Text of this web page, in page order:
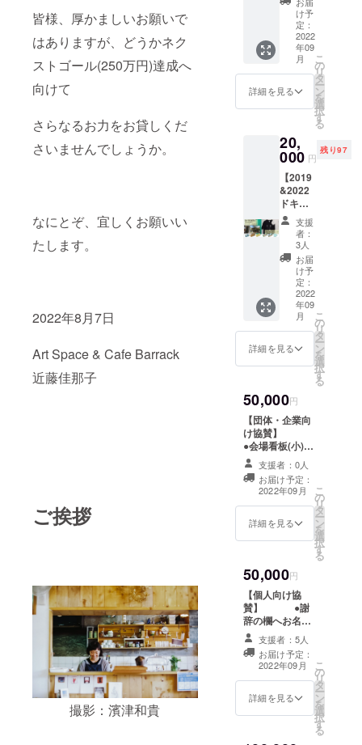
皆様、厚かましいお願いで
はありますが、どうかネク
ストゴール(250万円)達成へ
向けて
さらなるお力をお貸しくだ
さいませんでしょうか。
なにとぞ、宜しくお願いい
たします。
2022年8月7日
Art Space & Cafe Barrack
近藤佳那子
ご挨拶
撮影：濱津和貴
す。(ご
利用期
限：展
覧会期
中) ※
コー
ケット
は、店
期中期
間限定
で営業
してい
る会場
ポップ
アップ
Barrac
kで利用
できま
す。
2023年
3月31日
まで有
効。 ※
でのご
支援も
す。
作。 ●
応援
コー
ス
・瀬戸
術展
2022 招
様)
・
Barrac
kコー
ヒーチ
ケット
（1杯無
料券）
・クラ
ウド
ファン
ディン
グ限定
オリジ
ナルス
カー１
枚 ※
までに
メール
でお送
りいた
しま
す。(ご
利用期
限：展
覧会期
中) ※
コー
ヒーチ
は、店
舗もし
くは会
期中期
間限定
で営業
してい
る会場
ポップ
Barrac
kでご利
2019年
のデザ
インで
す。 ●
応援
コー
ス
2022 招
待状(１
名様)
・
Barrac
kコー
ヒーチ
ケット
（1杯無
料券）
・クラ
ウド
ファン
ディン
グ限定
ナルス
テッ
招待状
は会期
までに
メール
でお送
りいた
しま
す。(ご
利用期
限：展
覧会期
中) ※
ヒーチ
ケット
は、店
舗もし
くは会
期中期
間限定
で営業
してい
ポップ
アップ
トであ
り、イ
ラスト
レー
ターと
しても
活躍す
ザイン
のアー
ティス
トTシャ
ツが付
いてく
るリ
ターン
です。
一点ず
つ、
アー
ティス
トの手
刷りで
仕上げ
ます！
※商品サ
ザイ
ン・カ
ラーは
イメー
ジで
す。 ●
応援
コー
ス
・瀬戸
現代美
術展
待状(１
名様)
・
Barrac
kコー
ヒーチ
ケット
（1杯無
料券）
・クラ
ウド
加アー
ティス
トTシャ
ツ(クラ
ウド
ファン
ディン
グオリ
カラー)
文谷有
佳里ver.
１枚 展
覧会の
参加
アー
ティス
トであ
り、近
年では
あいち
トリエ
ンナー
レ2019
や東京
都現代
してい
る文谷
有佳里
デザイ
ンの
アー
ティス
トTシャ
ツが付
るリ
ターン
一点ず
つ、
アー
ティス
トの手
仕上げ
ます！
※商品サ
イズ：
M/L ※デ
け予
定：
2022
年09
月
詳細を見る
こ
の
リ
タ
ー
ン
を
選
択
す
る
20,
000 円
残り97
【2019
&2022
ドキュ
メント
ブック
と2022
グッズT
シャ
ツ】 ●
瀬戸現
代美術
展2019
ドキュ
メント
ブッ
ク １
戸現代
美術展
2022ド
ント
ブッ
ク １
冊 ●瀬
戸現代
2022
グッズT
ドファ
ンディ
ングオ
リジナ
ルカ
ラー)
１枚 瀬
戸現代
美術展
2019&2
022のド
キュメ
支援
者：
3人
お届
け予
定：
2022
年09
月
詳細を見る
こ
の
リ
タ
ー
ン
を
選
択
す
る
50,000円
【団体・企業向
け協賛】
●会場看板(小)へ
お名前掲載 ●瀬
戸現代美術展
2022ドキュメン
トブック１冊 ●
瀬戸現代美術展
2022 招待状(2名
は、この取り組
みに賛同し、継
続し一緒に育て
てくださる企業
様や団体様を募
集しています！
会場看板へのお
名前の掲載と、
瀬戸現代美術展
2022プレエキシ
ビジョン
<Elements>と
支援者：0人
お届け予定：
2022年09月
詳細を見る
こ
の
リ
タ
ー
ン
を
選
択
す
る
50,000円
【個人向け協
賛】 ●謝
辞の欄へお名前
掲載 ●瀬戸現代
美術展2022ド
キュメントブッ
ク１冊 ●瀬戸現
代美術展2022 招
待状(2名様) 個人
支援者：5人
お届け予定：
2022年09月
詳細を見る
こ
の
リ
タ
ー
ン
を
選
択
す
る